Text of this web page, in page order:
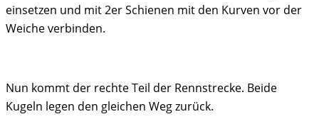
einsetzen und mit 2er Schienen mit den Kurven vor der
Weiche verbinden.
Nun kommt der rechte Teil der Rennstrecke. Beide
Kugeln legen den gleichen Weg zurück.